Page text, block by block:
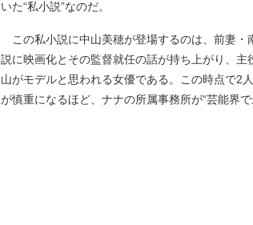
いた“私小説”なのだ。
この私小説に中山美穂が登場するのは、前妻・
説に映画化とその監督就任の話が持ち上がり、
山がモデルと思われる女優である。この時点で2
が慎重になるほど、ナナの所属事務所が“芸能界